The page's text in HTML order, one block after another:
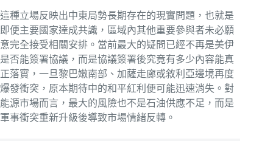
這種立場反映出中東局勢長期存在的現實問題，也就是
即便主要國家達成共識，區域內其他重要參與者未必願
意完全接受相關安排。當前最大的疑問已經不再是美伊
是否能簽署協議，而是協議簽署後究竟有多少內容能真
正落實，一旦黎巴嫩南部、加薩走廊或敘利亞邊境再度
爆發衝突，原本期待中的和平紅利便可能迅速消失。對
能源市場而言，最大的風險也不是石油供應不足，而是
軍事衝突重新升級後導致市場情緒反轉。